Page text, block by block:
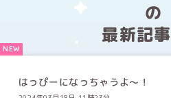
の
最新記
はっぴーになっちゃうよ〜！